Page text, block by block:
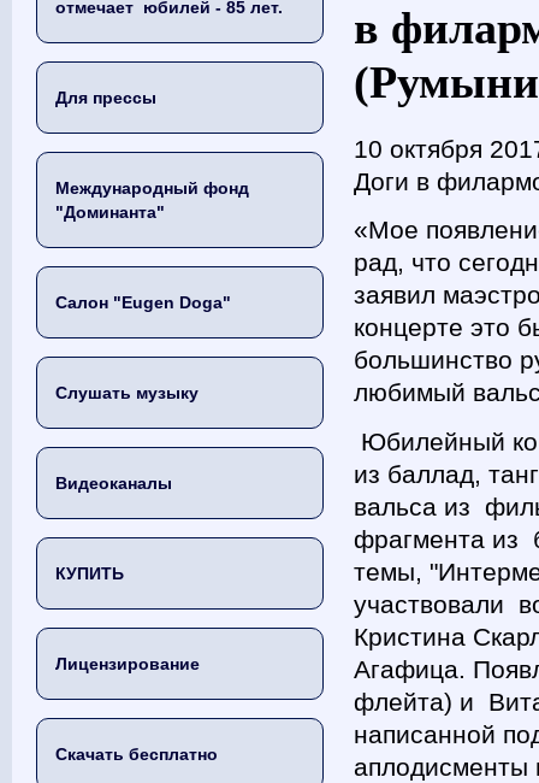
отмечает юбилей - 85 лет.
Для прессы
Международный фонд
"Доминанта"
Салон "Eugen Doga"
Слушать музыку
Видеоканалы
КУПИТЬ
Лицензирование
Скачать бесплатно
в
10 октября
Доги в
«Мое
рад, что
заявил
концерте это
большинство
любимый
Юбилейный
из баллад,
вальса из
фрагмента из
темы,
участвовали
Кристина
Агафица.
флейта) и
написанной
аплодисменты